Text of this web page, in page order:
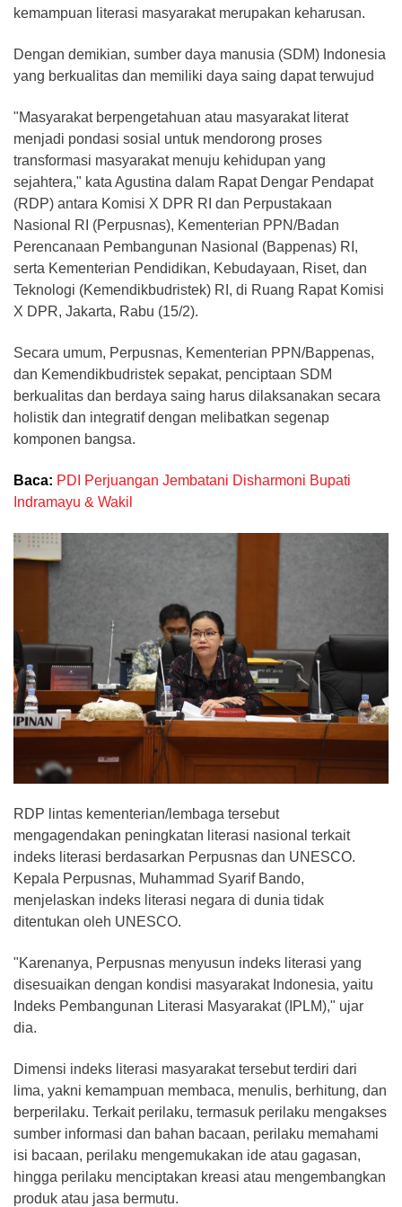
kemampuan literasi masyarakat merupakan keharusan.
Dengan demikian, sumber daya manusia (SDM) Indonesia
yang berkualitas dan memiliki daya saing dapat terwujud
"Masyarakat berpengetahuan atau masyarakat literat
menjadi pondasi sosial untuk mendorong proses
transformasi masyarakat menuju kehidupan yang
sejahtera," kata Agustina dalam Rapat Dengar Pendapat
(RDP) antara Komisi X DPR RI dan Perpustakaan
Nasional RI (Perpusnas), Kementerian PPN/Badan
Perencanaan Pembangunan Nasional (Bappenas) RI,
serta Kementerian Pendidikan, Kebudayaan, Riset, dan
Teknologi (Kemendikbudristek) RI, di Ruang Rapat Komisi
X DPR, Jakarta, Rabu (15/2).
Secara umum, Perpusnas, Kementerian PPN/Bappenas,
dan Kemendikbudristek sepakat, penciptaan SDM
berkualitas dan berdaya saing harus dilaksanakan secara
holistik dan integratif dengan melibatkan segenap
komponen bangsa.
Baca: PDI Perjuangan Jembatani Disharmoni Bupati
Indramayu & Wakil
RDP lintas kementerian/lembaga tersebut
mengagendakan peningkatan literasi nasional terkait
indeks literasi berdasarkan Perpusnas dan UNESCO.
Kepala Perpusnas, Muhammad Syarif Bando,
menjelaskan indeks literasi negara di dunia tidak
ditentukan oleh UNESCO.
"Karenanya, Perpusnas menyusun indeks literasi yang
disesuaikan dengan kondisi masyarakat Indonesia, yaitu
Indeks Pembangunan Literasi Masyarakat (IPLM)," ujar
dia.
Dimensi indeks literasi masyarakat tersebut terdiri dari
lima, yakni kemampuan membaca, menulis, berhitung, dan
berperilaku. Terkait perilaku, termasuk perilaku mengakses
sumber informasi dan bahan bacaan, perilaku memahami
isi bacaan, perilaku mengemukakan ide atau gagasan,
hingga perilaku menciptakan kreasi atau mengembangkan
produk atau jasa bermutu.